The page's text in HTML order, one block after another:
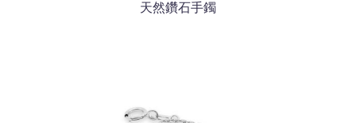
天然鑽石手鐲